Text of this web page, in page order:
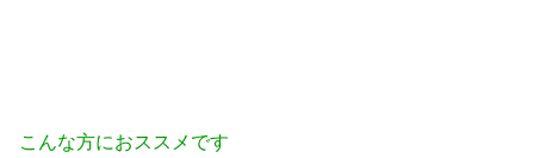
こんな方におススメです